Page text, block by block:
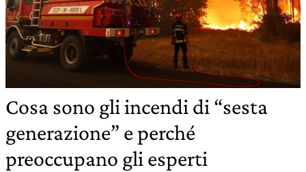
Cosa sono gli incendi di “sesta
generazione” e perché
preoccupano gli esperti